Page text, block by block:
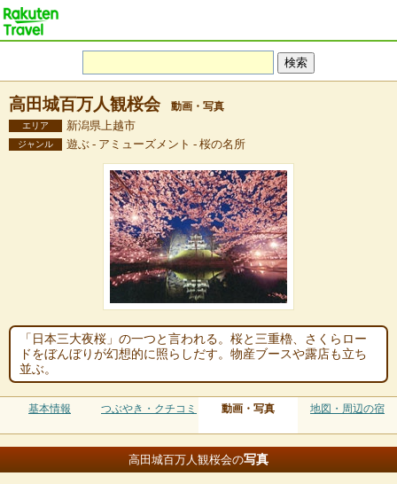
高田城百万人観桜会 動画・写真
エリア 新潟県上越市
ジャンル 遊ぶ - アミューズメント - 桜の名所
「日本三大夜桜」の一つと言われる。桜と三重櫓、さくらロー
ドをぼんぼりが幻想的に照らしだす。物産ブースや露店も立ち
並ぶ。
基本情報 つぶやき・クチコミ 動画・写真 地図・周辺の宿
高田城百万人観桜会の写真